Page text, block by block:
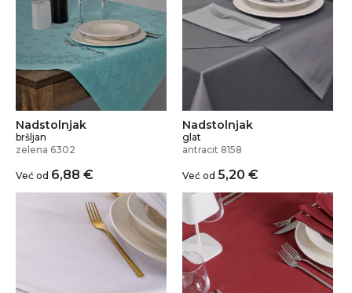
Nadstolnjak
bršljan
zelena 6302
Već od 6,88 €
Nadstolnjak
glat
antracit 8158
Već od 5,20 €